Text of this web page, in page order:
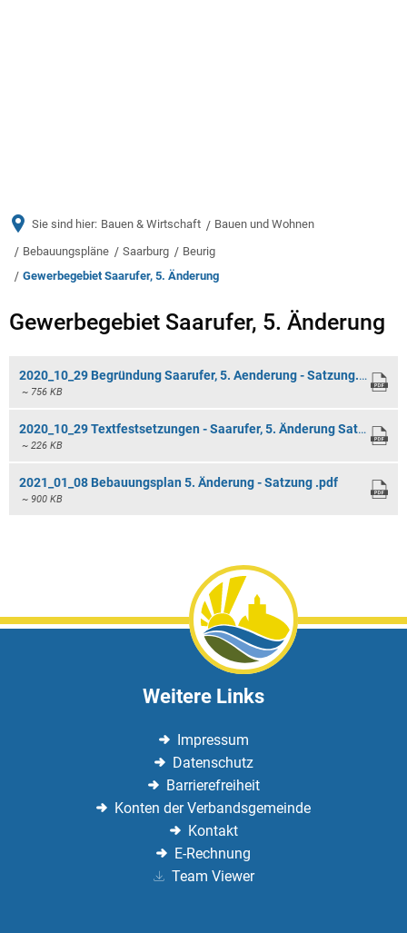
Sie sind hier: Bauen & Wirtschaft
Bauen und Wohnen
Bebauungspläne
Saarburg
Beurig
Gewerbegebiet Saarufer, 5. Änderung
Gewerbegebiet
Änderung
Gewerbegebiet Saarufer, 5. Änderung
2020_10_29 Begründung Saarufer, 5. Aenderung - Satzung.pdf
~ 756 KB
2020_10_29 Textfestsetzungen - Saarufer, 5. Änderung Satzung.pdf
~ 226 KB
2021_01_08 Bebauungsplan 5. Änderung - Satzung .pdf
~ 900 KB
Weitere Links
Impressum
Datenschutz
Barrierefreiheit
Konten der Verbandsgemeinde
Kontakt
E-Rechnung
Team Viewer